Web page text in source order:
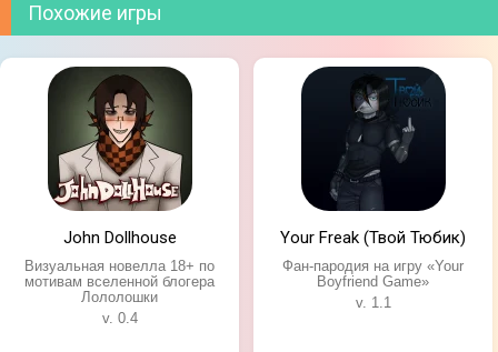
Похожие игры
John Dollhouse
Визуальная новелла 18+ по
мотивам вселенной блогера
Лололошки
v. 0.4
Your Freak (Твой Тюбик)
Фан-пародия на игру «Your
Boyfriend Game»
v. 1.1